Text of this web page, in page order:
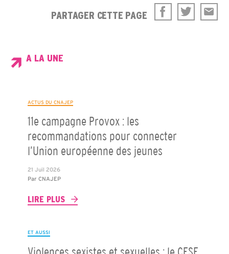
PARTAGER CETTE PAGE
A LA UNE
ACTUS DU CNAJEP
11e campagne Provox : les
recommandations pour connecter
l’Union européenne des jeunes
21 Juil 2026
Par CNAJEP
LIRE PLUS
ET AUSSI